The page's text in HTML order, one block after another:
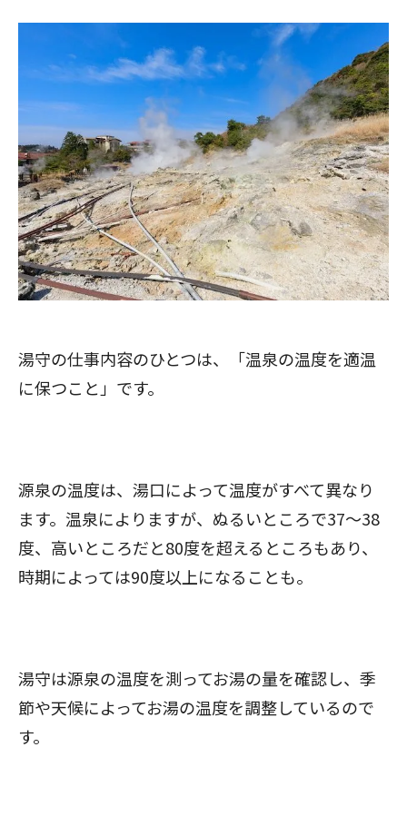
湯守の仕事内容のひとつは、「温泉の温度を適温
に保つこと」です。
源泉の温度は、湯口によって温度がすべて異なり
ます。温泉によりますが、ぬるいところで37〜38
度、高いところだと80度を超えるところもあり、
時期によっては90度以上になることも。
湯守は源泉の温度を測ってお湯の量を確認し、季
節や天候によってお湯の温度を調整しているので
す。